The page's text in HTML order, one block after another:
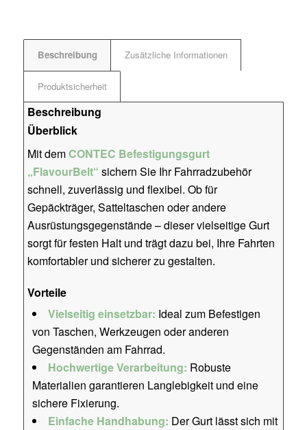
Beschreibung Zusätzliche Informationen
Produktsicherheit
Beschreibung
Überblick
Mit demCONTEC Befestigungsgurt
„FlavourBelt“ sichern Sie Ihr Fahrradzubehör
schnell, zuverlässig und flexibel. Ob für
Gepäckträger, Satteltaschen oder andere
Ausrüstungsgegenstände – dieser vielseitige Gurt
sorgt für festen Halt und trägt dazu bei, Ihre Fahrten
komfortabler und sicherer zu gestalten.
Vorteile
Vielseitig einsetzbar: Ideal zum Befestigen
von Taschen, Werkzeugen oder anderen
Gegenständen am Fahrrad.
Hochwertige Verarbeitung: Robuste
Materialien garantieren Langlebigkeit und eine
sichere Fixierung.
Einfache Handhabung: Der Gurt lässt sich mit